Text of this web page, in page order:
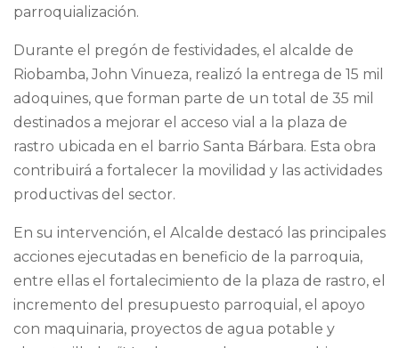
parroquialización.
Durante el pregón de festividades, el alcalde de
Riobamba, John Vinueza, realizó la entrega de 15 mil
adoquines, que forman parte de un total de 35 mil
destinados a mejorar el acceso vial a la plaza de
rastro ubicada en el barrio Santa Bárbara. Esta obra
contribuirá a fortalecer la movilidad y las actividades
productivas del sector.
En su intervención, el Alcalde destacó las principales
acciones ejecutadas en beneficio de la parroquia,
entre ellas el fortalecimiento de la plaza de rastro, el
incremento del presupuesto parroquial, el apoyo
con maquinaria, proyectos de agua potable y